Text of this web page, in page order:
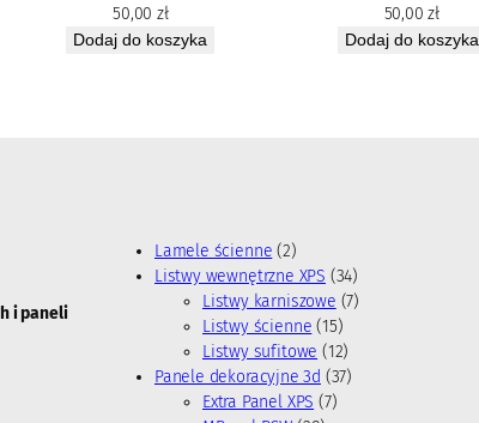
50,00 zł
Dodaj do koszyka
50,00zł
Dodaj do koszyka
i paneli
Lamele ścienne 22
p
r
o
d
u
k
Listwy wewnętrzne XPS 343
4
Listwy karniszowe 77
Listwy ścienne 151
5
p
r
Listwy sufitowe 121
2
Panele dekoracyjne 3d 373
Extra Panel XPS 77